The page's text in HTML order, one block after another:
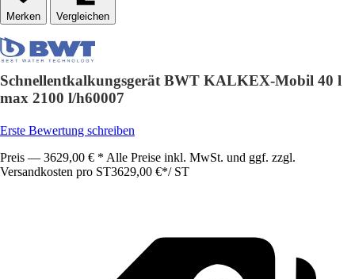
Vergleichen
Schnellentkalkungsgerät BWT KALKEX-Mobil 40 l
max 2100 l/h60007
Erste Bewertung schreiben
Preis — 3629,00 € * Alle Preise inkl. MwSt. und ggf. zzgl.
Versandkosten pro ST3629,00 €*/ ST